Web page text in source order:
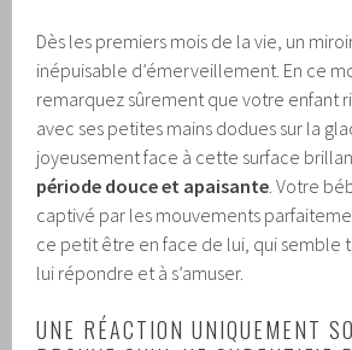
Dès les premiers mois de la vie, un
inépuisable d’émerveillement. En ce
remarquez sûrement que votre enfant
avec ses petites mains dodues sur la
joyeusement face à cette surface
période douce et apaisante . Votre
captivé par les mouvements
ce petit être en face de lui, qui semble
lui répondre et à s’amuser.
UNE RÉACTION UNIQUEMENT